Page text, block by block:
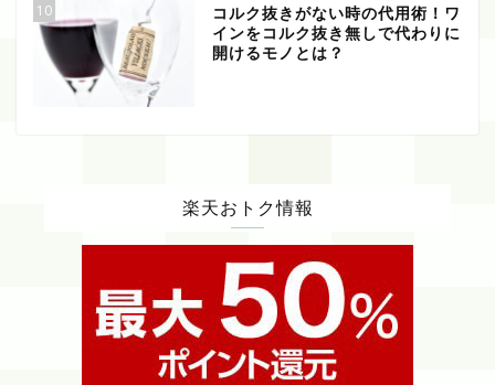
10
コルク抜きがない時の代用術！ワ
インをコルク抜き無しで代わりに
開けるモノとは？
楽天おトク情報